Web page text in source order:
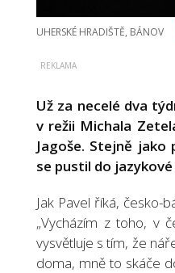
UHERSKÉ HRADIŠTĚ, BÁNOV
Už za necelé dva
v režii Michala
Jagoše. Stejně
se pustil do
Jak Pavel říká, česko-
„Vycházím z toho, v
vysvětluje s tím, že
doma, mně to skáče